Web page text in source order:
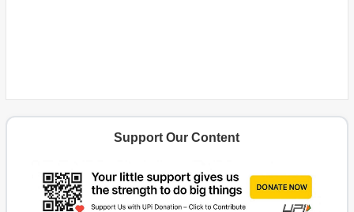
Support Our Content